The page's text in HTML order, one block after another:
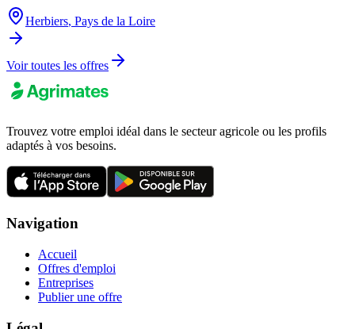
Herbiers, Pays de la Loire
Voir toutes les offres
Trouvez votre emploi idéal dans le secteur agricole ou les profils
adaptés à vos besoins.
Navigation
Accueil
Offres d'emploi
Entreprises
Publier une offre